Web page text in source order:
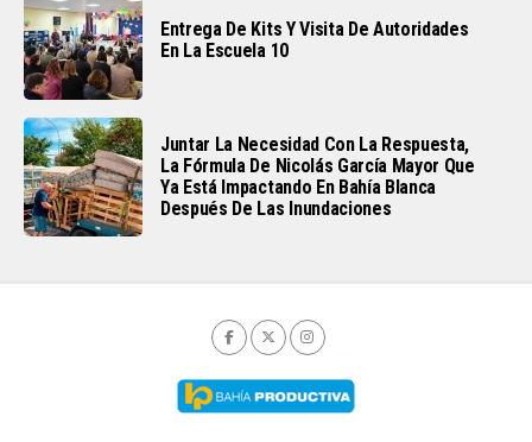
Entrega De Kits Y Visita De Autoridades
En La Escuela 10
Juntar La Necesidad Con La Respuesta,
La Fórmula De Nicolás García Mayor Que
Ya Está Impactando En Bahía Blanca
Después De Las Inundaciones